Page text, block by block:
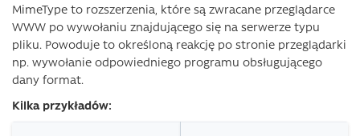
MimeType to rozszerzenia, które są zwracane przeglądarce
WWW po wywołaniu znajdującego się na serwerze typu
pliku. Powoduje to określoną reakcję po stronie przeglądarki
np. wywołanie odpowiedniego programu obsługującego
dany format.
Kilka przykładów: